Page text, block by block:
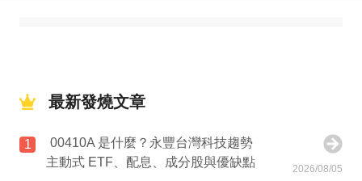
最新發燒文章
1
00410A 是什麼？永豐台灣科技趨勢
主動式 ETF、配息、成分股與優缺點
2026/08/05